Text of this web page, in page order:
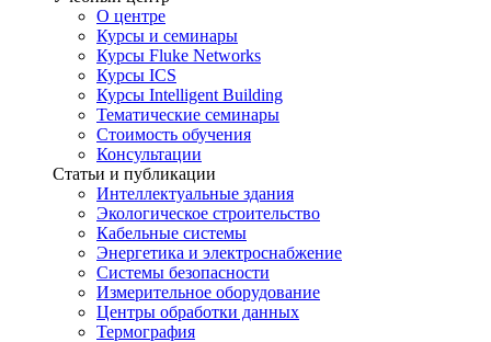
О центре
Курсы и семинары
Курсы Fluke Networks
Курсы ICS
Курсы Intelligent Building
Тематические семинары
Стоимость обучения
Консультации
Статьи и публикации
Интеллектуальные здания
Экологическое строительство
Кабельные системы
Энергетика и электроснабжение
Системы безопасности
Измерительное оборудование
Центры обработки данных
Термография